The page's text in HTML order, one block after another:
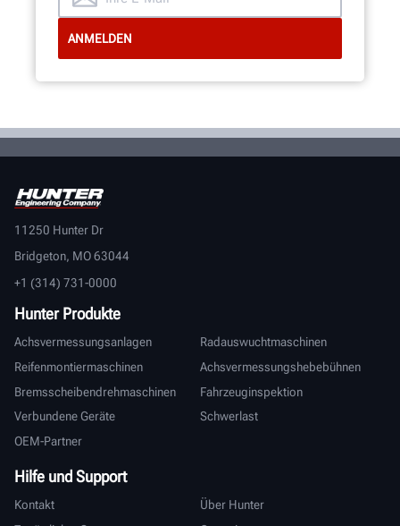
11250 Hunter Dr
Bridgeton, MO 63044
+1 (314) 731-0000
Hunter Produkte
Achsvermessungsanlagen
Radauswuchtmaschinen
Reifenmontiermaschinen
Achsvermessungshebebühnen
Bremsscheibendrehmaschinen
Fahrzeuginspektion
Verbundene Geräte
Schwerlast
OEM-Partner
Hilfe und Support
Kontakt
Über Hunter